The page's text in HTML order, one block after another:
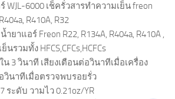
WJL-6000 เช็ครั่วสารทำความเย็น freon
R410A, R32
ยาแอร์ Freon R22, R134A, R404a, R410A ,
รวมทั้ง HFCS,CFCs,HCFCs
3 วินาที เสียงเตือนต่อวินาทีเมื่อเครื่อง
วินาทีเมื่อตรวจพบรอยรั่ว
ระดับ วามไว 0.21oz/YR